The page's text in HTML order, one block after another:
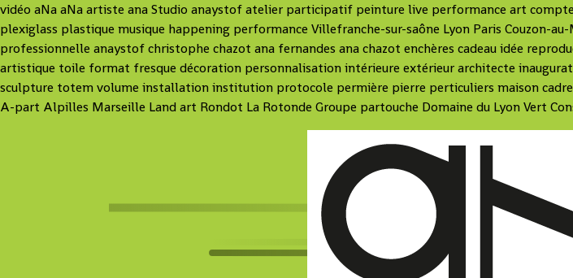
vidéo aNa aNa artiste ana Studio anaystof atelier participatif peinture live performance art
plexiglass plastique musique happening performance Villefranche-sur-saône Lyon Paris Couzon-
professionnelle anaystof christophe chazot ana fernandes ana chazot enchères cadeau idée
artistique toile format fresque décoration personnalisation intérieure extérieur architecte
sculpture totem volume installation institution protocole permière pierre perticuliers maison cadre
A-part Alpilles Marseille Land art Rondot La Rotonde Groupe partouche Domaine du Lyon Vert